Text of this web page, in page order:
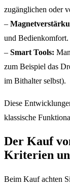
zugänglichen oder
–
und Bedienkomfort.
– Smart Tools:
zum Beispiel das
im Bithalter selbst).
Diese
klassische
Der Kauf
Kriterien
Beim Kauf achten